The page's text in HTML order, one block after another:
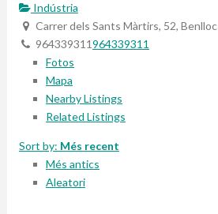
Indústria
Carrer dels Sants Màrtirs, 52, Benlloc
964339311964339311
Fotos
Mapa
Nearby Listings
Related Listings
Sort by: Més recent
Més antics
Aleatori